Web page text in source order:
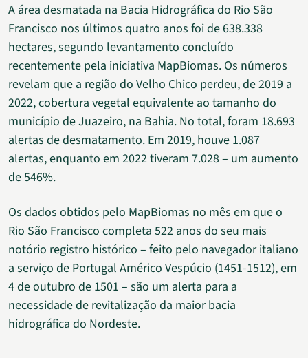
A área desmatada na Bacia Hidrográfica do Rio São
Francisco nos últimos quatro anos foi de 638.338
hectares, segundo levantamento concluído
recentemente pela iniciativa MapBiomas. Os números
revelam que a região do Velho Chico perdeu, de 2019 a
2022, cobertura vegetal equivalente ao tamanho do
município de Juazeiro, na Bahia. No total, foram 18.693
alertas de desmatamento. Em 2019, houve 1.087
alertas, enquanto em 2022 tiveram 7.028 – um aumento
de 546%.
Os dados obtidos pelo MapBiomas no mês em que o
Rio São Francisco completa 522 anos do seu mais
notório registro histórico – feito pelo navegador italiano
a serviço de Portugal Américo Vespúcio (1451-1512), em
4 de outubro de 1501 – são um alerta para a
necessidade de revitalização da maior bacia
hidrográfica do Nordeste.